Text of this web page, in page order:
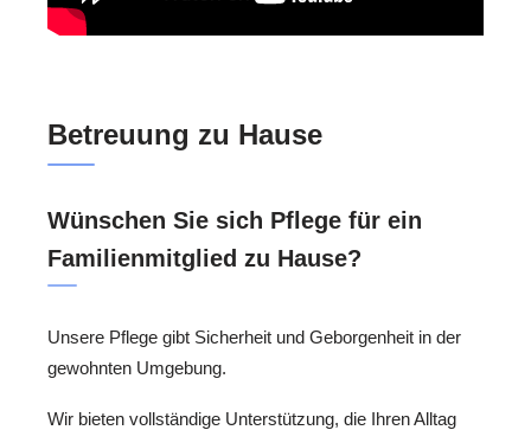
Betreuung zu Hause
Wünschen Sie sich Pflege für ein
Familienmitglied zu Hause?
Unsere Pflege gibt Sicherheit und Geborgenheit in der
gewohnten Umgebung.
Wir bieten vollständige Unterstützung, die Ihren Alltag